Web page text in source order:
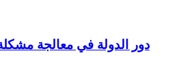
دور الدولة في معالجة